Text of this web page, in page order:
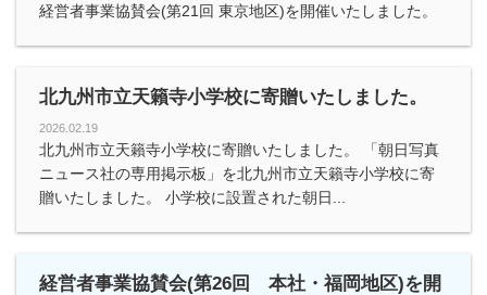
経営者事業協賛会(第21回 東京地区)を開催いたしました。
北九州市立天籟寺小学校に寄贈いたしました。
2026.02.19
北九州市立天籟寺小学校に寄贈いたしました。 「朝日写真
ニュース社の専用掲示板」を北九州市立天籟寺小学校に寄
贈いたしました。 小学校に設置された朝日...
経営者事業協賛会(第26回 本社・福岡地区)を開